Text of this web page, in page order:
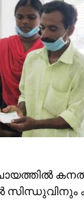
കനത്ത